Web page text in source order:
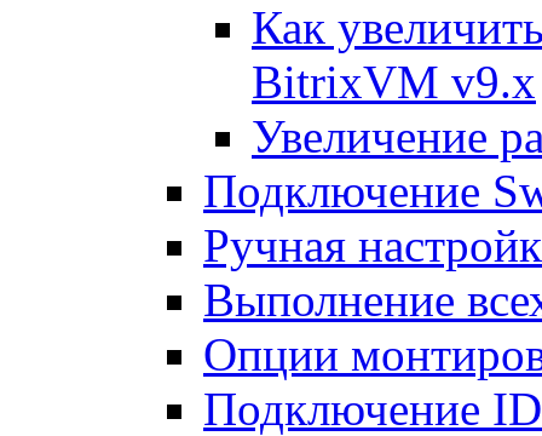
Как
BitrixVM v9.x
Увеличение
Подключение
Ручная
Выполнение
Опции
Подключение